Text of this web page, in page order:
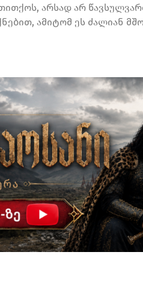
არსად არ
ამიტომ ეს ძალიან